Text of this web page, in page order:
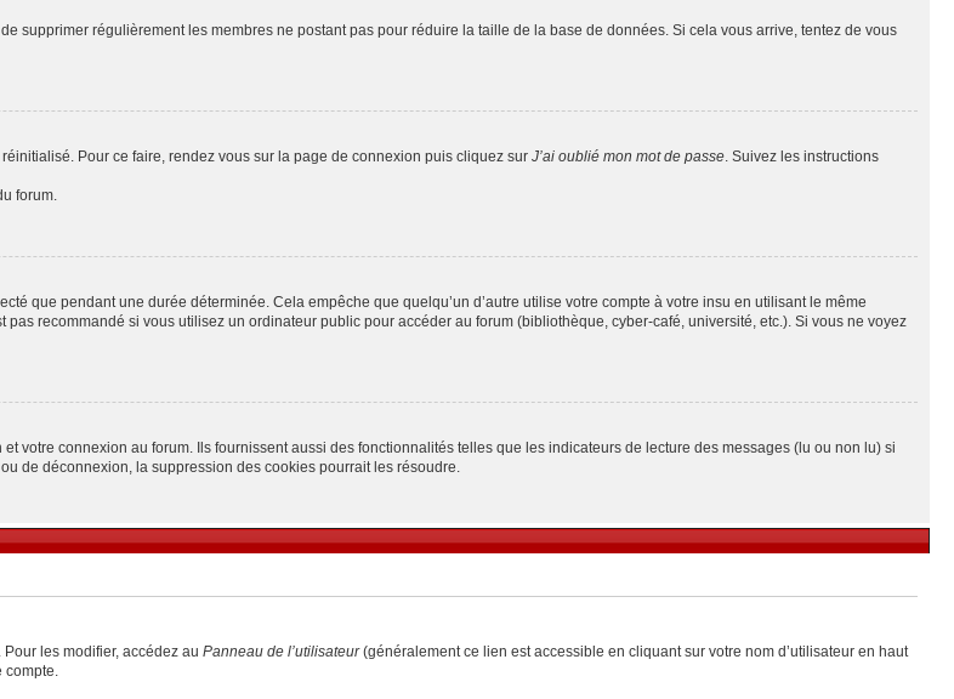
supprimer régulièrement les membres ne postant pas pour réduire la taille de la base de données. Si cela vous arrive, tentez de vous
Pour ce faire, rendez vous sur la page de connexion puis cliquez sur J’ai oublié mon mot de passe. Suivez les instructions
forum.
que pendant une durée déterminée. Cela empêche que quelqu’un d’autre utilise votre compte à votre insu en utilisant le même
pas recommandé si vous utilisez un ordinateur public pour accéder au forum (bibliothèque, cyber-café, université, etc.). Si vous ne voyez
votre connexion au forum. Ils fournissent aussi des fonctionnalités telles que les indicateurs de lecture des messages (lu ou non lu) si
de déconnexion, la suppression des cookies pourrait les résoudre.
les modifier, accédez au Panneau de l’utilisateur(généralement ce lien est accessible en cliquant sur votre nom d’utilisateur en haut
compte.